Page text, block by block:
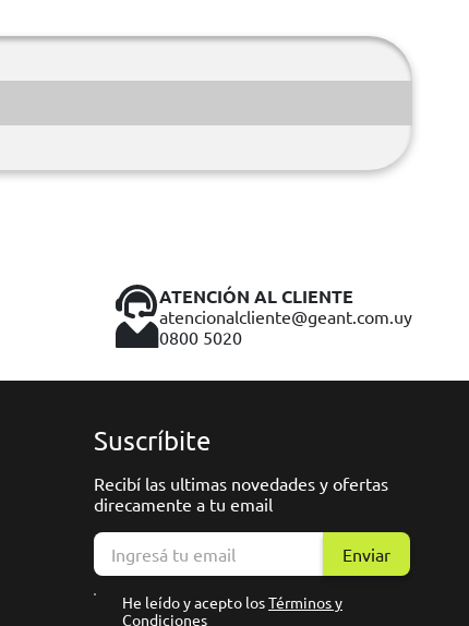
ATENCIÓN AL CLIENTE
atencionalcliente@geant.com.uy
0800 5020
Suscríbite
Recibí las ultimas novedades y ofertas
direcamente a tu email
Enviar
He leído y acepto losTérminos y
Condiciones